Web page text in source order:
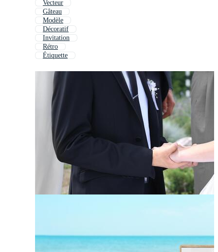
Vecteur
Gâteau
Modèle
Décoratif
Invitation
Rétro
Étiquette